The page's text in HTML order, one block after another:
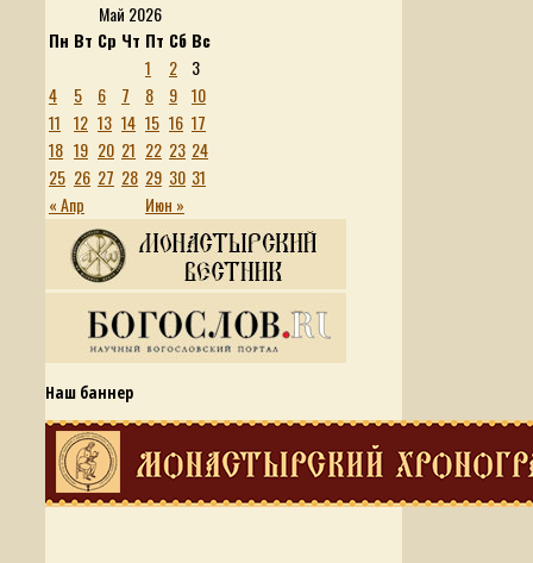
Май 2026
Пн Вт Ср Чт Пт Сб Вс
« Апр Июн »
1 2
3
4
5 6 7 8 9 10
11 12 13 14 15 16 17
18 19 20 21 22 23 24
25 26 27 28 29 30 31
Наш баннер